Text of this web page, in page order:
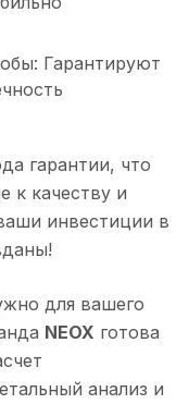
Гарантируют
гарантии, что
к качеству и
инвестиции в
для вашего
NEOX готова
анализ и